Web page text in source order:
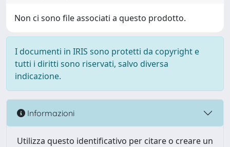
Non ci sono file associati a questo prodotto.
I documenti in IRIS sono protetti da copyright e
tutti i diritti sono riservati, salvo diversa
indicazione.
Informazioni
Utilizza questo identificativo per citare o creare un